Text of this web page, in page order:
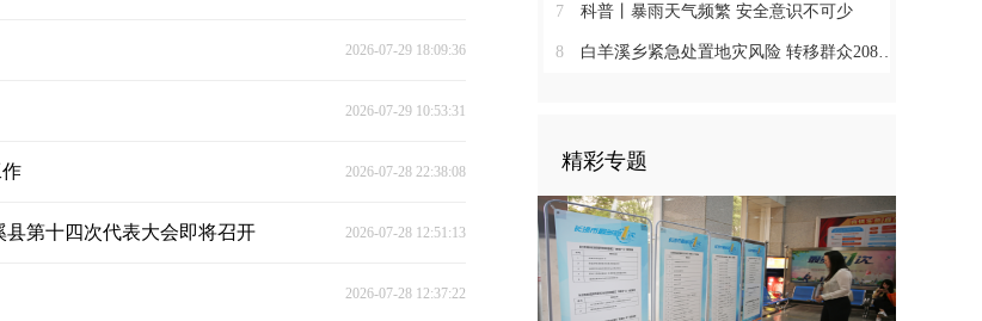
2026-07-29 18:09:36
2026-07-29 10:53:31
2026-07-28 22:38:08
第十四次代表大会即将召开 2026-07-28 12:51:13
2026-07-28 12:37:22
7 科普丨暴雨天气频繁 安全意识不可少
8 白羊溪乡紧急处置地灾风险 转移群众208人筑牢安全堤
精彩专题